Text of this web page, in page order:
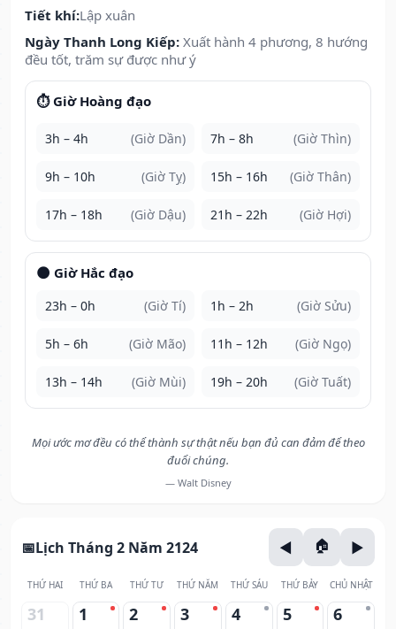
Tiết khí:Lập xuân
Ngày Thanh Long Kiếp: Xuất hành 4 phương, 8 hướng
đều tốt, trăm sự được như ý
⏱️ Giờ Hoàng đạo
3h – 4h (Giờ Dần) 7h – 8h (Giờ Thìn)
9h – 10h (Giờ Tỵ) 15h – 16h (Giờ Thân)
17h – 18h (Giờ Dậu) 21h – 22h (Giờ Hợi)
🌑 Giờ Hắc đạo
23h – 0h (Giờ Tí) 1h – 2h (Giờ Sửu)
5h – 6h (Giờ Mão) 11h – 12h (Giờ Ngọ)
13h – 14h (Giờ Mùi) 19h – 20h (Giờ Tuất)
Mọi ước mơ đều có thể thành sự thật nếu bạn đủ can đảm để theo
đuổi chúng.
— Walt Disney
Lịch Tháng 2 Năm 2124
THỨ HAI THỨ BA THỨ TƯ THỨ NĂM THỨ SÁU THỨ BẢY CHỦ NHẬT
31 1 2 3 4 5 6